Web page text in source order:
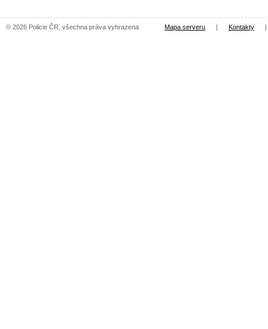
© 2026 Policie ČR, všechna práva vyhrazena Mapa serveru | Kontakty |